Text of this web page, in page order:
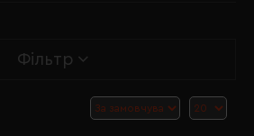
Фільтр